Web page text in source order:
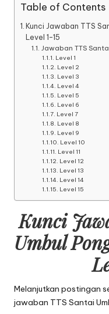
Table of Contents
Kunci Jawaban TTS
Level 1-15
Jawaban TTS
Level 1
Level 2
Level 3
Level 4
Level 5
Level 6
Level 7
Level 8
Level 9
Level 10
Level 11
Level 12
Level 13
Level 14
Level 15
Kunci
Umbul
Melanjutkan postingan
jawaban TTS Santai